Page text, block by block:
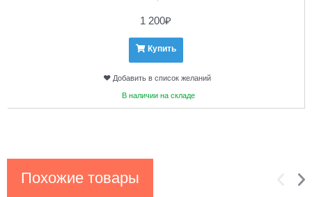
1 200₽
Купить
Добавить в список желаний
В наличии на складе
Похожие товары